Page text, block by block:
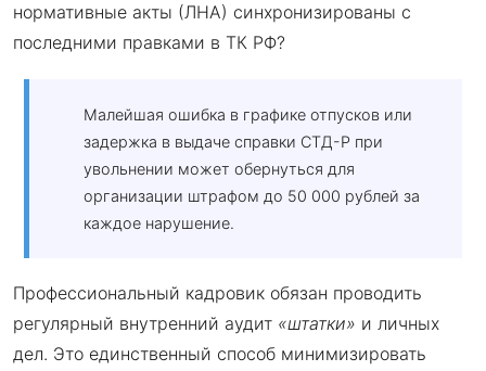
нормативные акты (ЛНА) синхронизированы с
последними правками в ТК РФ?
Малейшая ошибка в графике отпусков или
задержка в выдаче справки СТД-Р при
увольнении может обернуться для
организации штрафом до 50 000 рублей за
каждое нарушение.
Профессиональный кадровик обязан проводить
регулярный внутренний аудит «штатки» и личных
дел. Это единственный способ минимизировать